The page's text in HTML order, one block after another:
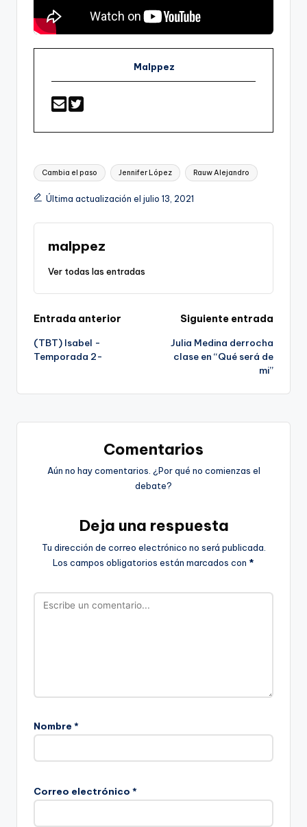
Malppez
Etiquetas:
Cambia el paso Jennifer López Rauw Alejandro
Última actualización el julio 13, 2021
malppez
Ver todas las entradas
Navegación
de
Entrada anterior
(TBT) Isabel -
Temporada 2-
Siguiente entrada
Julia Medina derrocha
clase en “Qué será de
mi”
Comentarios
Aún no hay comentarios. ¿Por qué no comienzas el
debate?
Deja una respuesta
Tu dirección de correo electrónico no será publicada.
Los campos obligatorios están marcados con *
Nombre *
Correo electrónico *